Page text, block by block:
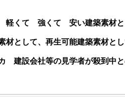
軽くて 強くて 安い建築素材と
材として、再生可能建築素材と
建設会社等の見学者が殺到中と